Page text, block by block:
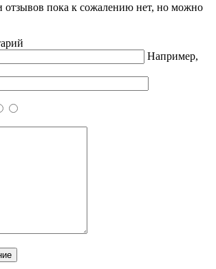
отзывов пока к сожалению нет, но можно
Например,